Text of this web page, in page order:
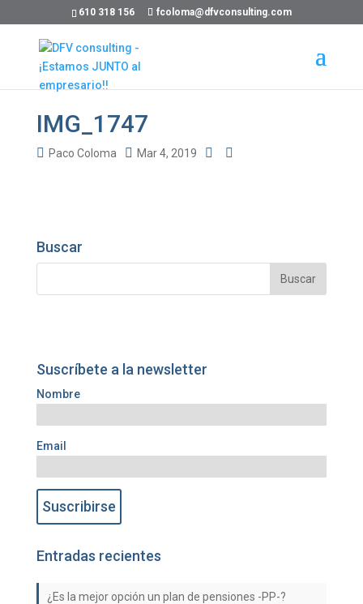
610 318 156 fcoloma@dfvconsulting.com
IMG_1747
Paco Coloma Mar 4, 2019
Buscar
Suscríbete a la newsletter
Nombre
Email
Entradas recientes
¿Es la mejor opción un plan de pensiones -PP-?